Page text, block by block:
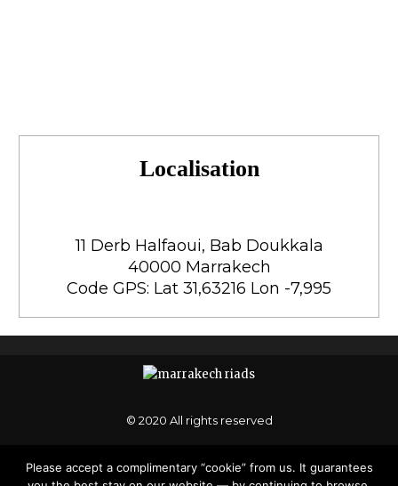
Localisation
11 Derb Halfaoui, Bab Doukkala
40000 Marrakech
Code GPS: Lat 31,63216 Lon -7,995
© 2020 All rights reserved
Please accept a complimentary “cookie” from us. It guarantees